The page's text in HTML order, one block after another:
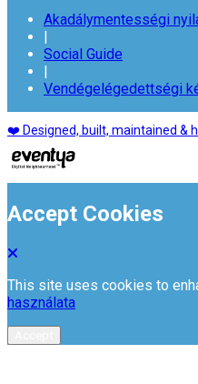
Akadálymentességi
Social Guide
Vendégelégedettségi
❤️ Designed, built, maintained &
Accept Cookies
This site uses cookies to
használata